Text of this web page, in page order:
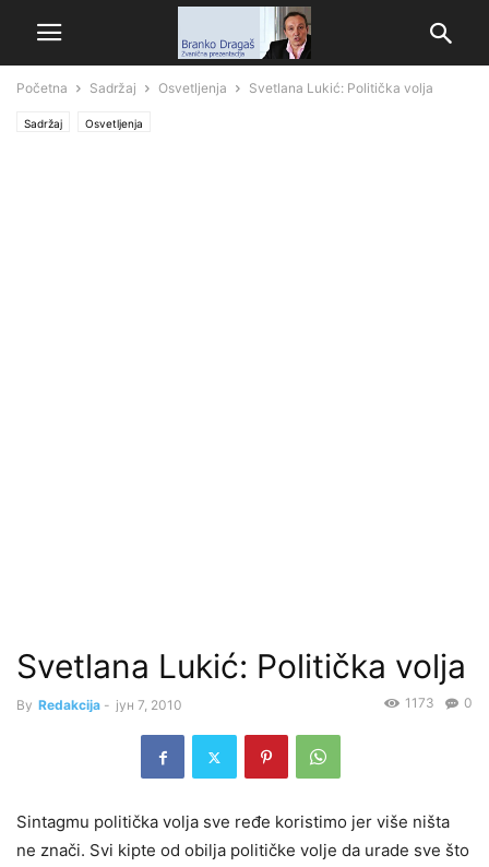
Početna Sadržaj Osvetljenja Svetlana Lukić: Politička volja
Sadržaj Osvetljenja
Svetlana Lukić: Politička volja
By Redakcija - јун 7, 2010 0
1173
Sintagmu politička volja sve ređe koristimo jer više ništa
ne znači. Svi kipte od obilja političke volje da urade sve što